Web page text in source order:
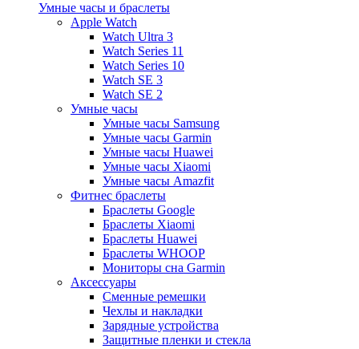
Умные часы и браслеты
Apple Watch
Watch Ultra 3
Watch Series 11
Watch Series 10
Watch SE 3
Watch SE 2
Умные часы
Умные часы Samsung
Умные часы Garmin
Умные часы Huawei
Умные часы Xiaomi
Умные часы Amazfit
Фитнес браслеты
Браслеты Google
Браслеты Xiaomi
Браслеты Huawei
Браслеты WHOOP
Мониторы сна Garmin
Аксессуары
Сменные ремешки
Чехлы и накладки
Зарядные устройства
Защитные пленки и стекла